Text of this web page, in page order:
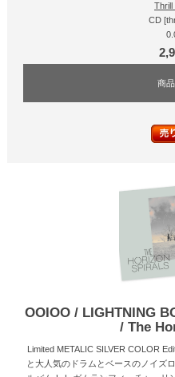
CD
商
OOIOO / LIGHTNING
/ The
Limited METALIC SILVER COLOR
と大人気のドラムとベースのノイズ